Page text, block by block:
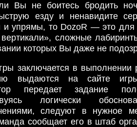
Вы не боитесь бродить
езду и ненавидите
и упрямы, то DozoR — это для
вертикали», сложные
которых Вы даже не
заключается в
выдаются на сайте игры
передает задание
логически
следуют в нужное
сообщает его в штаб